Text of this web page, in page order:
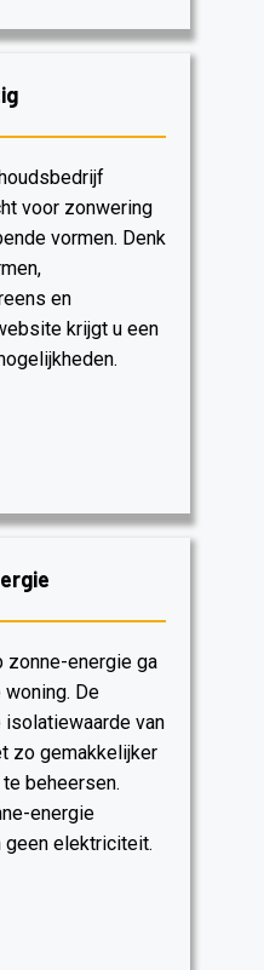
voor zonwering
vormen. Denk
en
krijgt u een
zonne-energie ga
De
van
zo gemakkelijker
beheersen.
energie
geen elektriciteit.